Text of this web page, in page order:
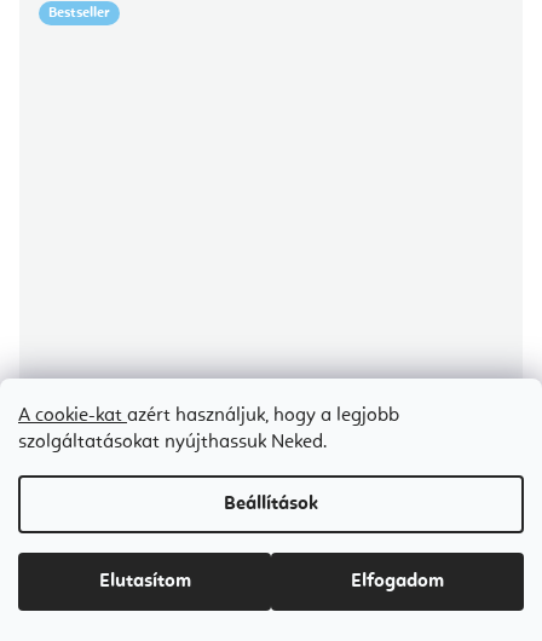
A cookie-kat azért használjuk, hogy a legjobb
szolgáltatásokat nyújthassuk Neked.
Beállítások
Elutasítom Elfogadom
Bestseller